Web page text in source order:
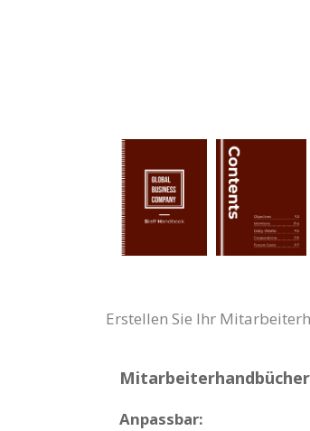
Erstellen Sie Ihr
Anpassbar: